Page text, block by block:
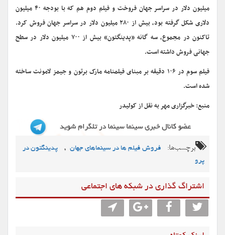
میلیون دلار در سراسر جهان فروخت و فیلم دوم هم که با بودجه ۴۰ میلیون
دلاری شکل گرفته بود، بیش از ۲۸۰ میلیون دلار در سراسر جهان فروش کرد.
تاکنون در مجموع، سه گانه «پدینگتون» بیش از ۷۰۰ میلیون دلار در سطح
جهانی فروش داشته است.
فیلم سوم در ۱۰۶ دقیقه بر مبنای فیلمنامه مارک برتون و جیمز لامونت ساخته
شده است.
منبع: خبرگزاری مهر به نقل از کولیدر
برچسب‌ها: فروش فیلم ها در سینماهای جهان ,
پدینگتون در
پرو
اشتراگ گذاری در شبکه های اجتماعی